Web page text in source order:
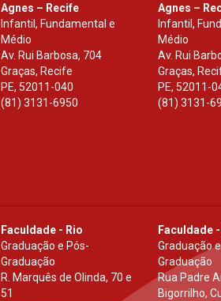
Agnes – Recife
Infantil, Fundamental e
Médio
Av. Rui Barbosa, 704
Graças, Recife
PE, 52011-040
(81) 3131-6950
Agnes –
Infantil,
Médio
Av. Rui
Graças,
PE, 52011-
(81) 3131-
Faculdade - Rio
Graduação e Pós-
Graduação
R. Marquês de Olinda, 70 e
51
Faculdade
Graduação
Graduação
Rua Padre
Bigorrilho,